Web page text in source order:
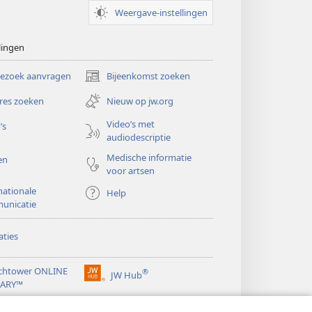
Weergave-instellingen
aanvragen Bijeenkomst zoeken
(opent
nieuw
venster)
zoeken
Nieuw op jw.org
Video’s met
audiodescriptie
Medische informatie
voor artsen
Help
ONLINE
JW Hub®
(opent
nieuw